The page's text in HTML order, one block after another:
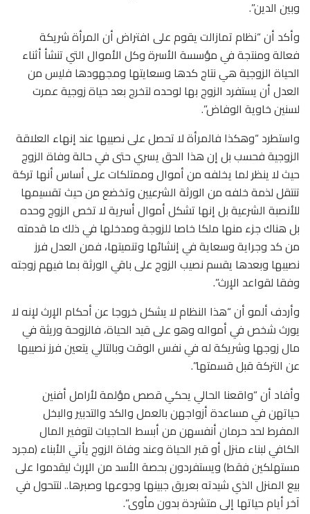
وبين الدين”.
وأكد أن “نظام تمازالت يقوم على افتراض أن المرأة شريكة
فعالة ومنتجة في مؤسسة الأسرة وكل الأموال التي تنشأ أثناء
الحياة الزوجية هي نتاج كدها وسعايتها ومجهودها فليس من
العدل أن يستفرد الزوج بها لوحده لتخرج بعد حياة زوجية عمرت
لسنين خاوية الوفاض”.
واستطرد “وهكذا فالمرأة لا تحصل على نصيبها عند إنهاء العلاقة
الزوجية فحسب بل إن هذا الحق يسري حتى في حالة وفاة الزوج
حيث لا ينظر لما يخلفه من أموال وممتلكات على أساس أنها تركة
تنتقل لذمة خلفه من الورثة الشرعيين وتخضع من حيث تقسيمها
للأنصبة الشرعية بل إنها تشكل أموال أسرية لا تخص الزوج وحده
بل هناك جزء منها ملكا خاصا للزوجة ومدخلها في ذلك ما قدمته
من كد وجراية وسعاية في إنشائها وتنميتها، فمن العدل فرز
نصيبها وبعدها يقسم نصيب الزوج على باقي الورثة بما فيهم زوجته
وفقا لقواعد الإرث”.
وأردف ألمو أن “هذا النظام لا يشكل خروجا عن أحكام الإرث لإنه لا
يورث شخص في أمواله وهو على قيد الحياة، فالزوحة وريثة في
مال زوجها وشريكة له في نفس الوقت وبالتالي يتعين فرز نصيبها
عن التركة قبل قسمتها”.
وأفاد أن “واقعنا الحالي يحكي قصص مؤلمة لأرامل أفنين
حياتهن في مساعدة أزواجهن بالعمل والكد والتدبير والبخل
المفرط لحد حرمان أنفسهن من أبسط الحاجيات لتوفير المال
الكافي لبناء منزل أو قبر الحياة وعند وفاة الزوج يأتي الأبناء (مجرد
مستهلكين فقط) ويستفردون بحصة الأسد من الإرث ليقدموا على
بيع المنزل الذي شيدته بعريق جبينها وجوعها وصبرها.. لتتحول في
آخر أيام حياتها إلى متشردة بدون مأوى”.